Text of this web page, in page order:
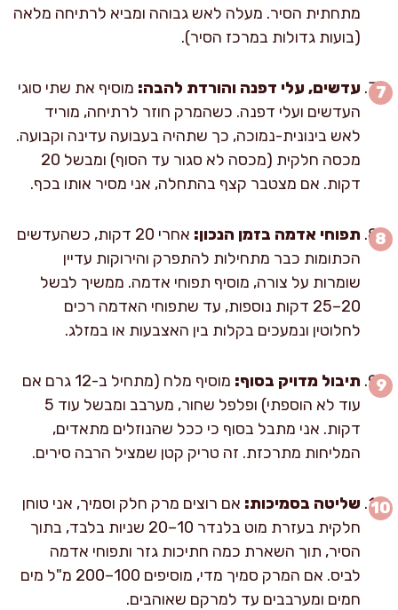
מתחתית הסיר. מעלה לאש גבוהה ומביא לרתיחה מלאה
(בועות גדולות במרכז הסיר).
עדשים, עלי דפנה והורדת להבה: מוסיף את שתי סוגי
העדשים ועלי דפנה. כשהמרק חוזר לרתיחה, מוריד
לאש בינונית-נמוכה, כך שתהיה בעבועה עדינה וקבועה.
מכסה חלקית (מכסה לא סגור עד הסוף) ומבשל 20
דקות. אם מצטבר קצף בהתחלה, אני מסיר אותו בכף.
תפוחי אדמה בזמן הנכון:
אחרי 20 דקות, כשהעדשים
הכתומות כבר מתחילות להתפרק והירוקות עדיין
שומרות על צורה, מוסיף תפוחי אדמה. ממשיך לבשל
20–25 דקות נוספות, עד שתפוחי האדמה רכים
לחלוטין ונמעכים בקלות בין האצבעות או במזלג.
תיבול מדויק בסוף:
מוסיף מלח (מתחיל ב-12 גרם אם
עוד לא הוספתי) ופלפל שחור, מערבב ומבשל עוד 5
דקות. אני מתבל בסוף כי ככל שהנוזלים מתאדים,
המליחות מתרכזת. זה טריק קטן שמציל הרבה סירים.
שליטה בסמיכות: אם רוצים מרק חלק וסמיך, אני טוחן
חלקית בעזרת מוט בלנדר 10–20 שניות בלבד, בתוך
הסיר, תוך השארת כמה חתיכות גזר ותפוחי אדמה
לביס. אם המרק סמיך מדי, מוסיפים 100–200 מ"ל מים
חמים ומערבבים עד למרקם שאוהבים.